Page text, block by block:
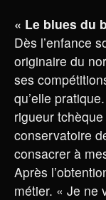
« Le blues du
Dès l’enfance
originaire du
ses
qu’elle
rigueur
conservatoire
consacrer à
Après
métier. « Je ne